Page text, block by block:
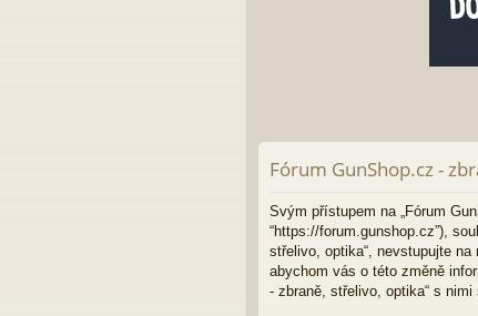
Fórum GunShop.cz -
Svým přístupem na „Fórum
“https://forum.gunshop.cz”),
střelivo, optika“, nevstupujte
abychom vás o této změně
- zbraně, střelivo, optika“ s nimi